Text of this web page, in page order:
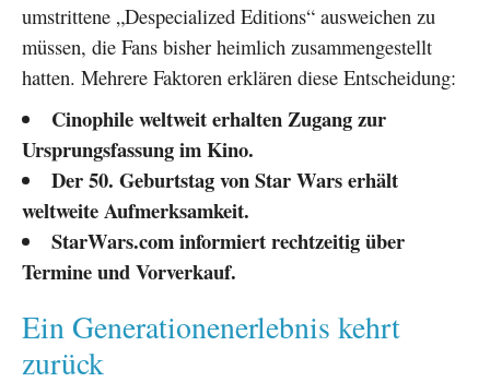
umstrittene „Despecialized Editions“ ausweichen zu
müssen, die Fans bisher heimlich zusammengestellt
hatten. Mehrere Faktoren erklären diese Entscheidung:
Cinophile weltweit erhalten Zugang zur
Ursprungsfassung im Kino.
Der 50. Geburtstag von Star Wars erhält
weltweite Aufmerksamkeit.
StarWars.com informiert rechtzeitig über
Termine und Vorverkauf.
Ein Generationenerlebnis kehrt
zurück